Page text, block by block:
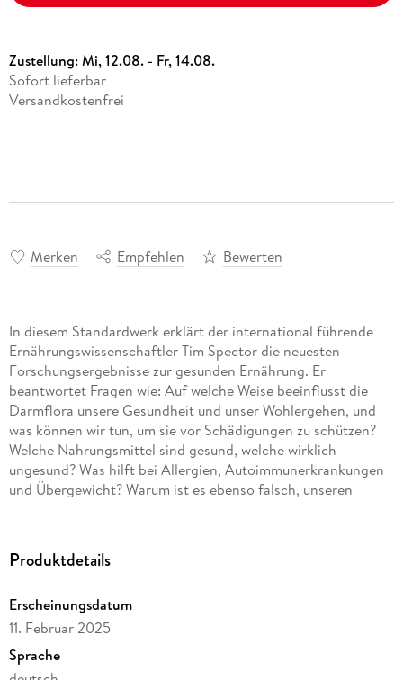
Zustellung:Mi, 12.08. - Fr, 14.08.
Sofort lieferbar
Versandkostenfrei
Merken Empfehlen Bewerten
In diesem Standardwerk erklärt der international führende
Ernährungswissenschaftler Tim Spector die neuesten
Forschungsergebnisse zur gesunden Ernährung. Er
beantwortet Fragen wie: Auf welche Weise beeinflusst die
Darmflora unsere Gesundheit und unser Wohlergehen, und
was können wir tun, um sie vor Schädigungen zu schützen?
Welche Nahrungsmittel sind gesund, welche wirklich
ungesund? Was hilft bei Allergien, Autoimmunerkrankungen
und Übergewicht? Warum ist es ebenso falsch, unseren
Spector betrachtet die einzelnen Lebensmittelgruppen
genauer und gibt auch ganz praktische Hilfen, etwa in Form
mit denen man bestimmen kann, ob der eigene Darm träge
oder fit ist.
Produktdetails
Erscheinungsdatum
11. Februar 2025
Sprache